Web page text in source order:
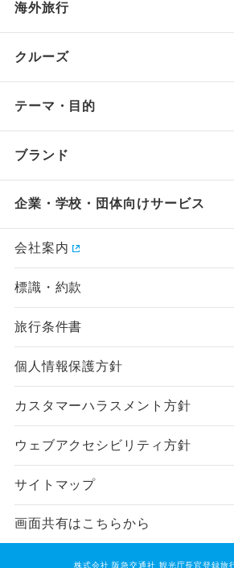
海外旅行
クルーズ
テーマ・目的
ブランド
企業・学校・団体向けサービス
会社案内
標識・約款
旅行条件書
個人情報保護方針
カスタマーハラスメント方針
ウェブアクセシビリティ方針
サイトマップ
画面共有はこちらから
株式会社 阪急交通社 観光庁長官登録旅